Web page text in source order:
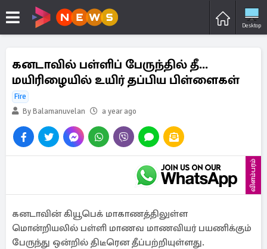
Desktop
கனடாவில் பள்ளிப் பேருந்தில் தீ...
மயிரிழையில் உயிர் தப்பிய பிள்ளைகள்
Fire
By Balamanuvelan
a year ago
விளம்பரம்
கனடாவின் கியூபெக் மாகாணத்திலுள்ள
மொன்றியலில் பள்ளி மாணவ மாணவியர் பயணிக்கும்
பேருந்து ஒன்றில் திடீரென தீப்பற்றியுள்ளது.